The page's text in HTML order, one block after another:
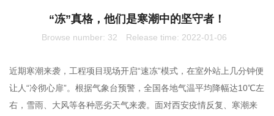
“冻”真格，他们是寒潮中的坚守者！
Browse number: 32 Release time: 2022-01-06
近期寒潮来袭，工程项目现场开启“速冻”模式，在室外站上几分钟便
让人“冷彻心扉”。根据气象台预警，全国各地气温平均降幅达10℃左
右，雪雨、大风等各种恶劣天气来袭。面对西安疫情反复、寒潮来